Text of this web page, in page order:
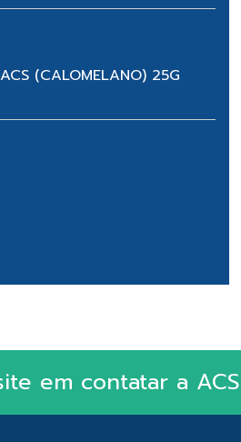
(CALOMELANO) 25G
em contatar a